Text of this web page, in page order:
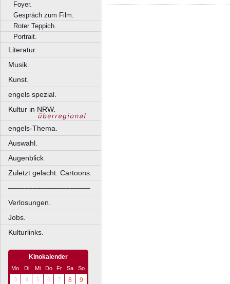
Foyer.
Gespräch zum Film.
Roter Teppich.
Portrait.
Literatur.
Musik.
Kunst.
engels spezial.
Kultur in NRW.
engels-Thema.
Auswahl.
Augenblick
Zuletzt gelacht: Cartoons.
––––––––––––––––––––
Verlosungen.
Jobs.
Kulturlinks.
Kinokalender
Mo Di Mi Do Fr Sa
So
3
4 5 6 7 8
9